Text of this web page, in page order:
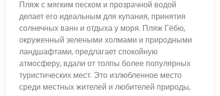
Пляж с мягким песком и прозрачной водой
делает его идеальным для купания, принятия
солнечных ванн и отдыха у моря. Пляж Гёбю,
окруженный зелеными холмами и природными
ландшафтами, предлагает спокойную
атмосферу, вдали от толпы более популярных
туристических мест. Это излюбленное место
среди местных жителей и любителей природы,